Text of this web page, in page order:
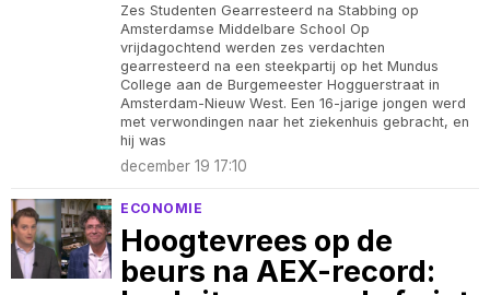
Zes Studenten Gearresteerd na Stabbing op
Amsterdamse Middelbare School Op
vrijdagochtend werden zes verdachten
gearresteerd na een steekpartij op het Mundus
College aan de Burgemeester Hogguerstraat in
Amsterdam-Nieuw West. Een 16-jarige jongen werd
met verwondingen naar het ziekenhuis gebracht, en
hij was
december 19 17:10
ECONOMIE
Hoogtevrees op de
beurs na AEX-record: